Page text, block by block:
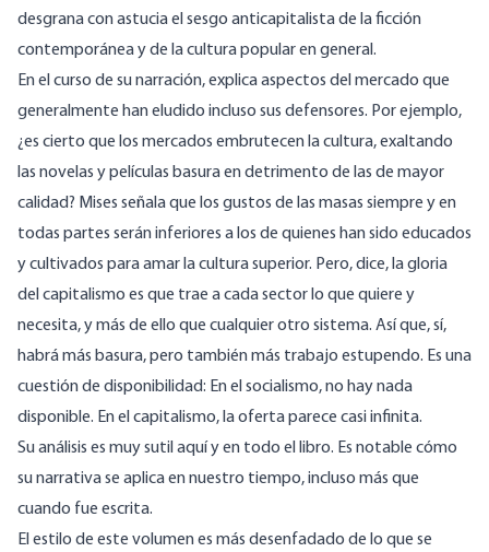
desgrana con astucia el sesgo anticapitalista de la ficción
contemporánea y de la cultura popular en general.
En el curso de su narración, explica aspectos del mercado que
generalmente han eludido incluso sus defensores. Por ejemplo,
¿es cierto que los mercados embrutecen la cultura, exaltando
las novelas y películas basura en detrimento de las de mayor
calidad? Mises señala que los gustos de las masas siempre y en
todas partes serán inferiores a los de quienes han sido educados
y cultivados para amar la cultura superior. Pero, dice, la gloria
del capitalismo es que trae a cada sector lo que quiere y
necesita, y más de ello que cualquier otro sistema. Así que, sí,
habrá más basura, pero también más trabajo estupendo. Es una
cuestión de disponibilidad: En el socialismo, no hay nada
disponible. En el capitalismo, la oferta parece casi infinita.
Su análisis es muy sutil aquí y en todo el libro. Es notable cómo
su narrativa se aplica en nuestro tiempo, incluso más que
cuando fue escrita.
El estilo de este volumen es más desenfadado de lo que se